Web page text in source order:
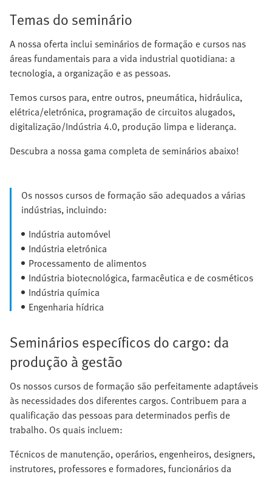
Temas do seminário
A nossa oferta inclui seminários de formação e cursos nas
áreas fundamentais para a vida industrial quotidiana: a
tecnologia, a organização e as pessoas.
Temos cursos para, entre outros, pneumática, hidráulica,
elétrica/eletrónica, programação de circuitos alugados,
digitalização/Indústria 4.0, produção limpa e liderança.
Descubra a nossa gama completa de seminários abaixo!
Os nossos cursos de formação são adequados a várias
indústrias, incluindo:
Indústria automóvel
Indústria eletrónica
Processamento de alimentos
Indústria biotecnológica, farmacêutica e de cosméticos
Indústria química
Engenharia hídrica
Seminários específicos do cargo: da
produção à gestão
Os nossos cursos de formação são perfeitamente adaptáveis
às necessidades dos diferentes cargos. Contribuem para a
qualificação das pessoas para determinados perfis de
trabalho. Os quais incluem:
Técnicos de manutenção, operários, engenheiros, designers,
instrutores, professores e formadores, funcionários da